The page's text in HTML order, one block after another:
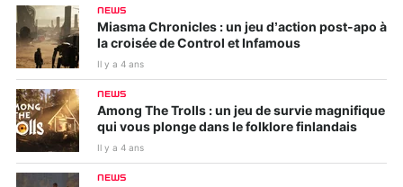
NEWS
Miasma Chronicles : un jeu d’action post-apo à
la croisée de Control et Infamous
Il y a 4 ans
NEWS
Among The Trolls : un jeu de survie magnifique
qui vous plonge dans le folklore finlandais
Il y a 4 ans
NEWS